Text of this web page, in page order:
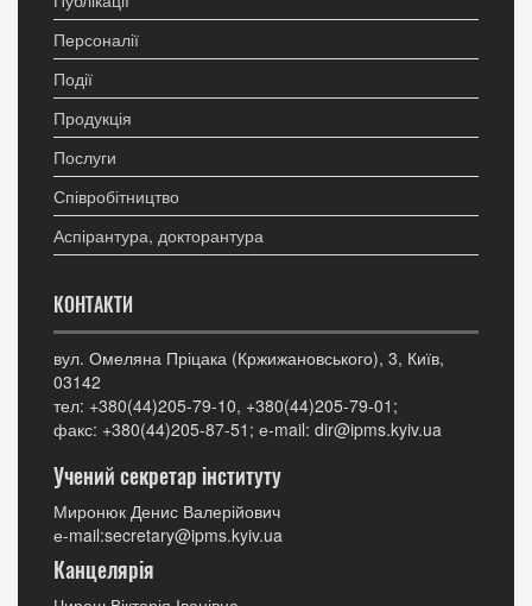
Персоналії
Події
Продукція
Послуги
Співробітництво
Аспірантура, докторантура
КОНТАКТИ
вул. Омеляна Пріцака (Кржижановського), 3, Київ,
03142
тел: +380(44)205-79-10, +380(44)205-79-01;
факс: +380(44)205-87-51; е-mail: dir@ipms.kyiv.ua
Учений секретар інституту
Миронюк Денис Валерійович
е-mail:secretary@ipms.kyiv.ua
Канцелярія